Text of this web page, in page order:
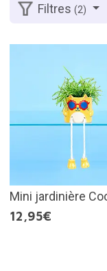
Filtres(2)
Mini jardinière
12,95€